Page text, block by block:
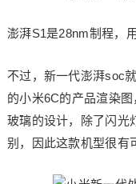
澎湃S1是28nm制程，
不过，新一代澎湃soc
的小米6C的产品渲染
玻璃的设计，除了闪光
别，因此这款机型很有